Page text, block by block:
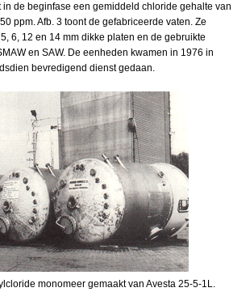
in de beginfase een gemiddeld chloride gehalte van
ppm. Afb. 3 toont de gefabriceerde vaten. Ze
6, 12 en 14 mm dikke platen en de gebruikte
en SAW. De eenheden kwamen in 1976 in
bevredigend dienst gedaan.
monomeer gemaakt van Avesta 25-5-1L.